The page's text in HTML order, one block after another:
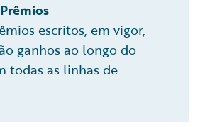
escritos, em vigor,
ganhos ao longo do
todas as linhas de